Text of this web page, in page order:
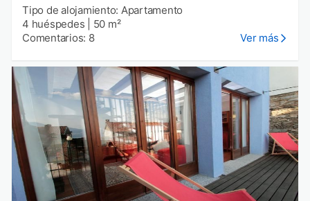
Tipo de alojamiento: Apartamento
4 huéspedes
50 m²
Comentarios: 8
Ver más